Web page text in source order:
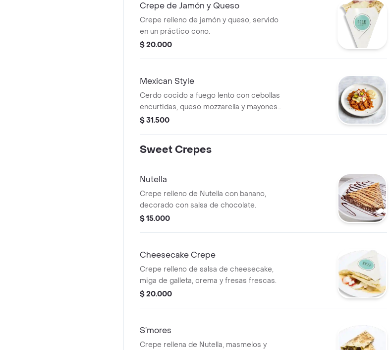
Crepe de Jamón y Queso
Crepe relleno de jamón y queso, servido
en un práctico cono.
$ 20.000
Mexican Style
Cerdo cocido a fuego lento con cebollas
encurtidas, queso mozzarella y mayonesa
de chile morita. Decorado con rodajas de
$ 31.500
Sweet Crepes
Nutella
Crepe relleno de Nutella con banano,
decorado con salsa de chocolate.
$ 15.000
Cheesecake Crepe
Crepe relleno de salsa de cheesecake,
miga de galleta, crema y fresas frescas.
$ 20.000
S’mores
Crepe rellena de Nutella, masmelos y